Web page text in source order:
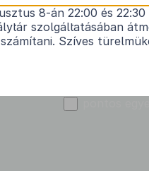
Ispánk
Szó vagy
8-án 22:00 és
szolgáltatásában
Szíves